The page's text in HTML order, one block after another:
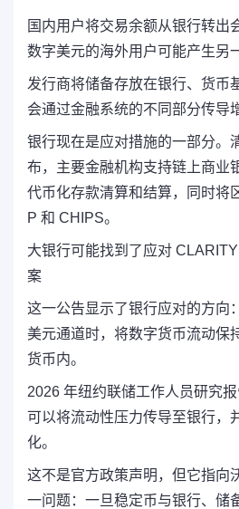
国内用户将交易余额从银行转出
数字美元的海外用户可能产生另
发行商将储备存放在银行、货币
会通过金融系统的不同部分传导
银行现在是应对措施的一部分。
布，主要金融机构支持链上商业
代币化存款清算和结算，同时将
P 和 CHIPS。
大银行可能找到了应对
案
这一公告显示了银行应对的方向
美元通道时，将数字货币流动保
货币内。
2026 年纽约联储工作人员研究
可以将流动性压力传导至银行，
化。
这不是官方政策声明，但它指向
一问题：一旦稳定币与银行、储